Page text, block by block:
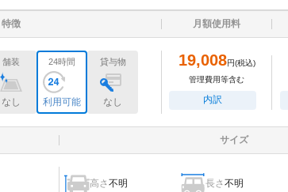
特徴 月額使用料
舗装
なし
24時間
利用可能
貸与物
なし
19,008円(税込)
管理費用等含む
内訳
サイズ
高さ不明 長さ不明